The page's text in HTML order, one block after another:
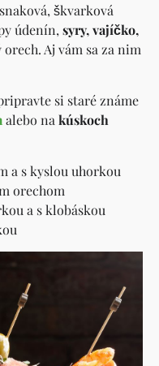
škvarková
údenín, syry, vajíčko,
Aj vám sa za nim
si staré známe
alebo na kúskoch
a s kyslou uhorkou
orechom
a s klobáskou